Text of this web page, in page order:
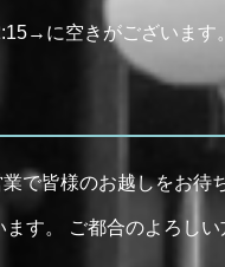
に空きがございま
で皆様のお越しをお待
す。 ご都合のよろしい